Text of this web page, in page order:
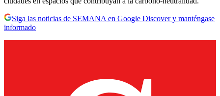
Siga las noticias de SEMANA en Google Discover y manténgase
informado